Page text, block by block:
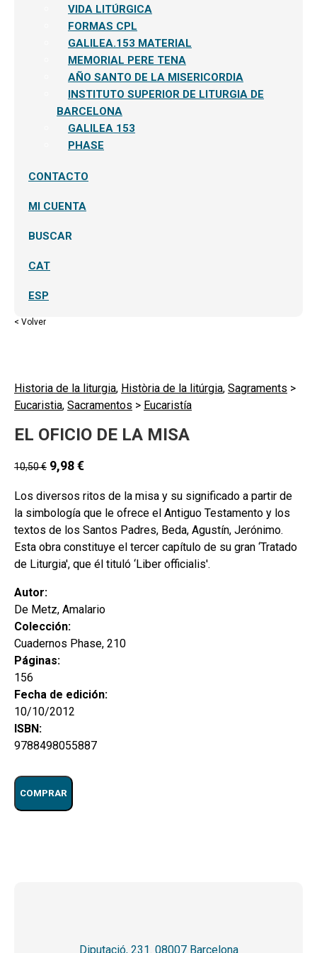
VIDA LITÚRGICA
FORMAS CPL
GALILEA.153 MATERIAL
MEMORIAL PERE TENA
AÑO SANTO DE LA MISERICORDIA
INSTITUTO SUPERIOR DE LITURGIA DE
BARCELONA
GALILEA 153
PHASE
CONTACTO
MI CUENTA
BUSCAR
CAT
ESP
< Volver
Historia de la liturgia, Història de la litúrgia, Sagraments >
Eucaristia, Sacramentos > Eucaristía
EL OFICIO DE LA MISA
10,50€ 9,98€
Los diversos ritos de la misa y su significado a partir de
la simbología que le ofrece el Antiguo Testamento y los
textos de los Santos Padres, Beda, Agustín, Jerónimo.
Esta obra constituye el tercer capítulo de su gran ‘Tratado
de Liturgia', que él tituló ‘Liber officialis'.
Autor:
De Metz, Amalario
Colección:
Cuadernos Phase, 210
Páginas:
156
Fecha de edición:
10/10/2012
ISBN:
9788498055887
COMPRAR
Diputació, 231. 08007 Barcelona